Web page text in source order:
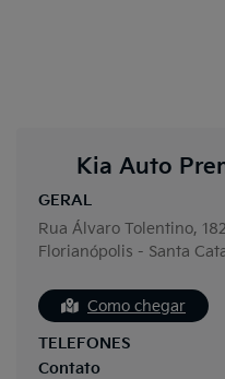
Kia Auto
GERAL
Rua Álvaro Tolentino,
Florianópolis - Santa
Como chegar
TELEFONES
Contato